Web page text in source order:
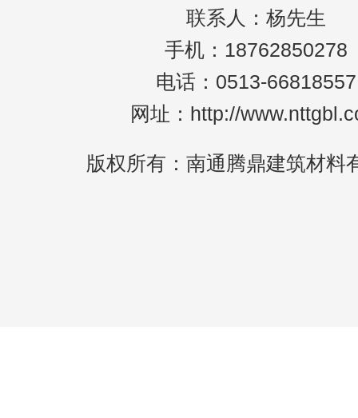
联系人：杨先生
手机：18762850278
电话：0513-66818557
网址：http://
版权所有：南通腾鼎建筑材料